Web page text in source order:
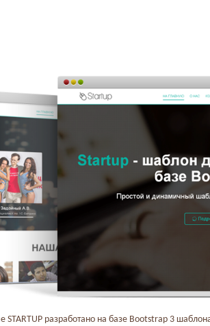
STARTUP разработано на базе Bootstrap 3